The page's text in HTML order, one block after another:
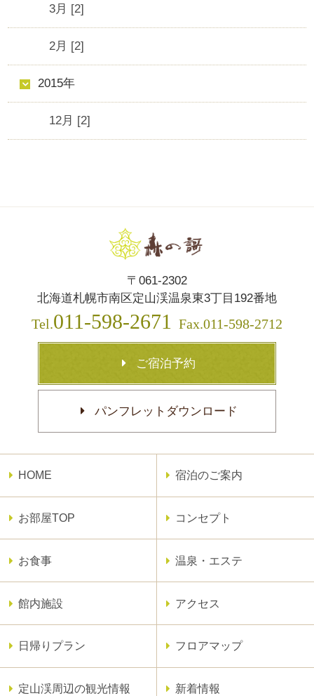
3月 [2]
2月 [2]
2015年
12月 [2]
〒061-2302
北海道札幌市南区定山渓温泉東3丁目192番地
Tel.011-598-2671 Fax.011-598-2712
ご宿泊予約
パンフレットダウンロード
HOME 宿泊のご案内
お部屋TOP コンセプト
お食事 温泉・エステ
館内施設 アクセス
日帰りプラン フロアマップ
定山渓周辺の観光情報 新着情報